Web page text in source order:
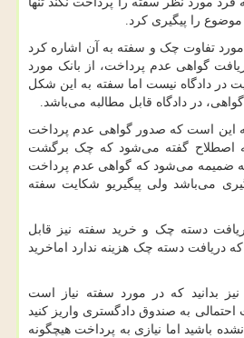
را پیگیری کرد.
تفاوت چک و سفته به آن اشاره کرد
گواهی عدم پرداخت، از بانک مورد
در دادگاه نیست اما سفته به این شکل
در دادگاه قابل مطالبه می‌باشد.
این است که صدور گواهی عدم پرداخت
اصطلاح گفته می‌شود که چک برگشت
ضمیمه می‌شود که گواهی عدم پرداخت
می‌باشد ولی پیگیریو شکایت سفته
دسته چک و خرید سفته نیز قابل
دریافت دسته چک هزینه ندارد اماخرید
بدانید که در مورد سفته نیاز است
به صندوق دادگستری واریز کنید
نشده باشید اما نیازی به پرداخت هیچگونه